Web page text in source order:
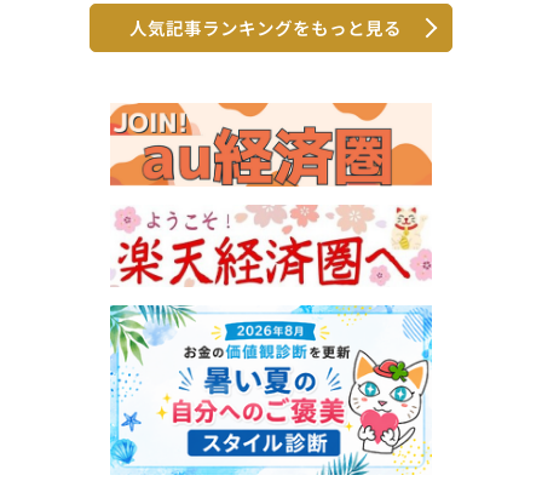
人気記事ランキングをもっと見る